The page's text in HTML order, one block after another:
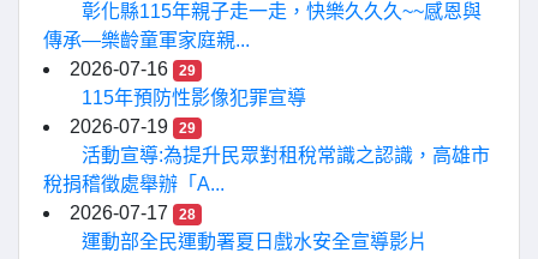
彰化縣115年親子走一走，快樂久久久~~感恩與
傳承—樂齡童軍家庭親...
2026-07-16
29
115年預防性影像犯罪宣導
2026-07-19
29
活動宣導:為提升民眾對租稅常識之認識，高雄市
稅捐稽徵處舉辦「A...
2026-07-17
28
運動部全民運動署夏日戲水安全宣導影片